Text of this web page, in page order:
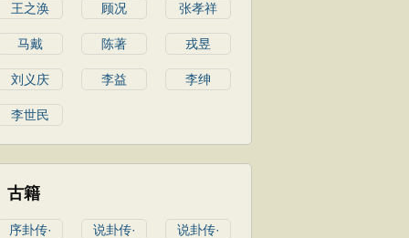
王之涣 顾况 张孝祥
马戴 陈著 戎昱
刘义庆 李益 李绅
李世民
古籍
序卦传· 说卦传· 说卦传·